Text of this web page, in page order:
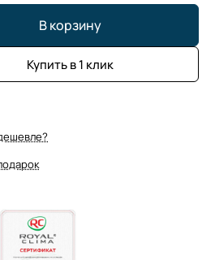
В корзину
Купить в 1 клик